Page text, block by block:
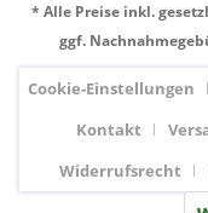
* Alle Preise inkl.
ggf.
Cookie-Einstellungen
Kontakt
Widerrufsrecht